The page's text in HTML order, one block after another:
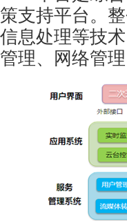
策支持平台。
信息处理等技
管理、网络管